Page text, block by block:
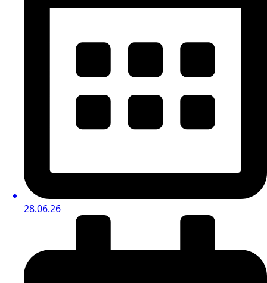
28.06.26